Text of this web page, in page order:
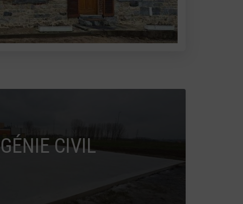
GÉNIE CIVIL